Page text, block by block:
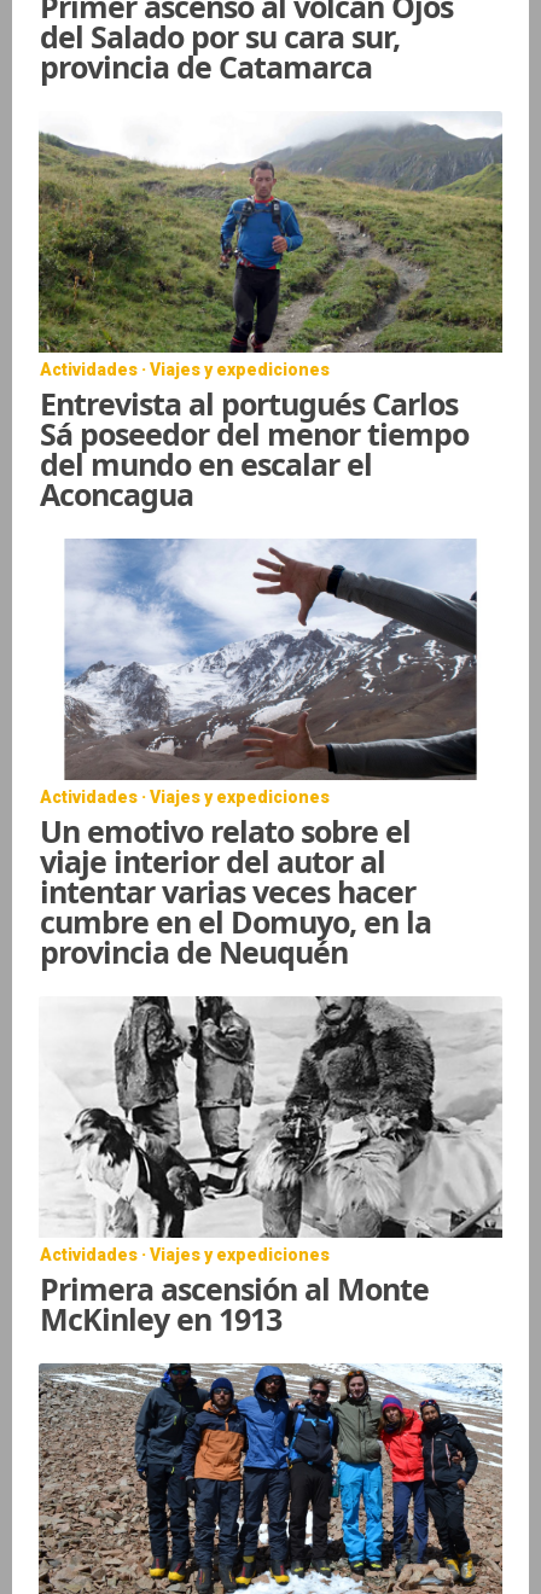
del Salado por su cara sur,
provincia de Catamarca
Actividades · Viajes y expediciones
Entrevista al portugués Carlos
Sá poseedor del menor tiempo
del mundo en escalar el
Aconcagua
Actividades · Viajes y expediciones
Un emotivo relato sobre el
viaje interior del autor al
intentar varias veces hacer
cumbre en el Domuyo, en la
provincia de Neuquén
Actividades · Viajes y expediciones
Primera ascensión al Monte
McKinley en 1913